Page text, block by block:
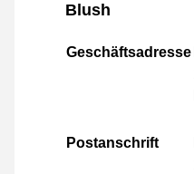
Blush
Geschäftsadresse
Postanschrift